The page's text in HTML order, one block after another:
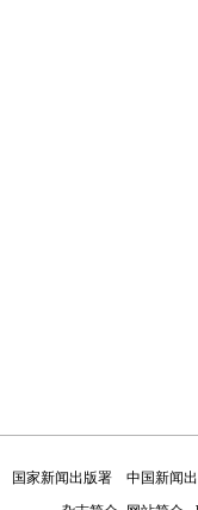
国家新闻出版署
中国新闻